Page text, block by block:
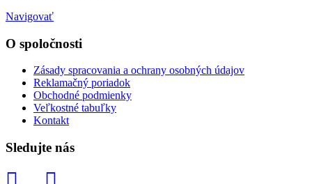
Navigovať
O spoločnosti
Zásady spracovania a ochrany osobných údajov
Reklamačný poriadok
Obchodné podmienky
Veľkostné tabuľky
Kontakt
Sledujte nás